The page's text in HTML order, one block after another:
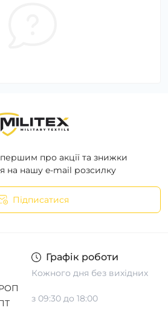
про акції та знижки
на нашу e-mail розсилку
Підписатися
Графік роботи
Кожного дня без вихідних
з 09:30 до 18:00